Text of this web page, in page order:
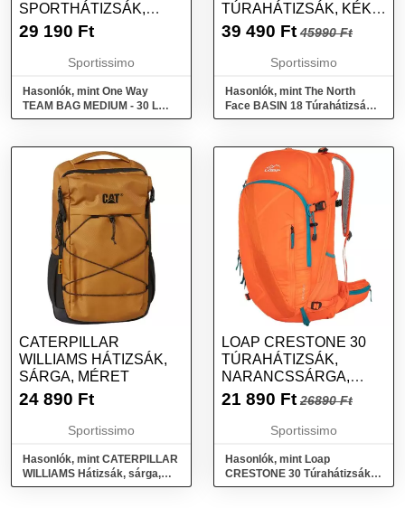
SPORTHÁTIZSÁK,
NARANCSSÁRGA,
29 190 Ft
Sportissimo
Hasonlók, mint One Way
TEAM BAG MEDIUM - 30 L
Sporthátizsák, narancssárga,
TÚRAHÁTIZSÁK, KÉK,
MÉRET
39 490 Ft 45990 Ft
Sportissimo
Hasonlók, mint The North
Face BASIN 18 Túrahátizsák,
kék, méret
CATERPILLAR
WILLIAMS HÁTIZSÁK,
SÁRGA, MÉRET
24 890 Ft
Sportissimo
Hasonlók, mint CATERPILLAR
WILLIAMS Hátizsák, sárga,
méret
LOAP CRESTONE 30
TÚRAHÁTIZSÁK,
NARANCSSÁRGA,
MÉRET
21 890 Ft 26890 Ft
Sportissimo
Hasonlók, mint Loap
CRESTONE 30 Túrahátizsák,
narancssárga, méret